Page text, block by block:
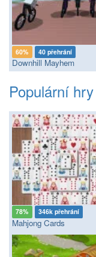
60% 40 přehrání
Downhill Mayhem
Populární hry
78% 346k přehrání
Mahjong Cards